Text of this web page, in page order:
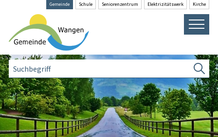
Navigieren in Wangen SZ
Schnellnavigation
Gemeinde Schule Senioren­zentrum Elektrizitäts­werk Kirche
Suche
Suchbegriff